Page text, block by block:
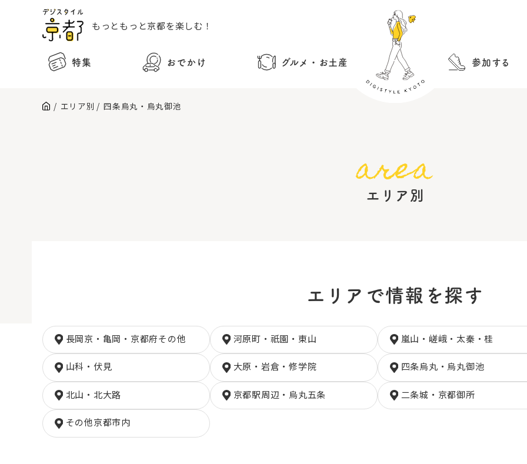
もっともっと京都を楽しむ！
特集 おでかけ グルメ・お土産 参加する
エリア別 四条烏丸・烏丸御池
area
エリア別
エリアで情報を探す
長岡京・亀岡・京都府その他 河原町・祇園・東山 嵐山・嵯峨・太秦・桂
山科・伏見 大原・岩倉・修学院 四条烏丸・烏丸御池
北山・北大路 京都駅周辺・烏丸五条 二条城・京都御所
その他京都市内